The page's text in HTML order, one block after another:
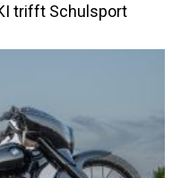
trifft Schulsport